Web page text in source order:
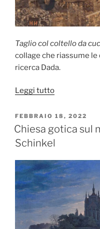
Taglio col coltello da
collage che riassume
ricerca Dada.
Leggi tutto“Taglio
coltello
da
cucina
attraverso
la
prima
era
germanica
dalla
PUBBLICATO
IL
FEBBRAIO 18, 2022
Chiesa gotica sul
Schinkel